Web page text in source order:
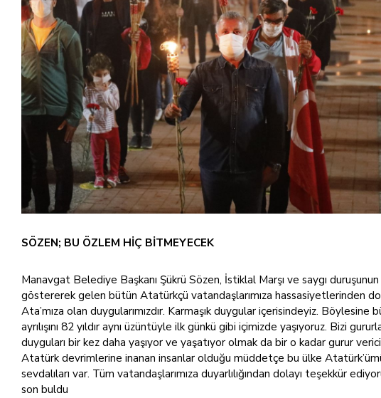
SÖZEN; BU ÖZLEM HİÇ BİTMEYECEK
Manavgat Belediye Başkanı Şükrü Sözen, İstiklal Marşı ve saygı
göstererek gelen bütün Atatürkçü vatandaşlarımıza hassasiyetlerinden
Ata’mıza olan duygularımızdır. Karmaşık duygular içerisindeyiz.
ayrılışını 82 yıldır aynı üzüntüyle ilk günkü gibi içimizde yaşıyoruz. Bizi
duyguları bir kez daha yaşıyor ve yaşatıyor olmak da bir o kadar gurur
Atatürk devrimlerine inanan insanlar olduğu müddetçe bu ülke
sevdalıları var. Tüm vatandaşlarımıza duyarlılığından dolayı teşekkür
son buldu